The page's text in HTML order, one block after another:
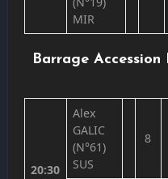
MIR
Barrage Accession
20:30
Alex
GALIC
(N°61)
SUS
8